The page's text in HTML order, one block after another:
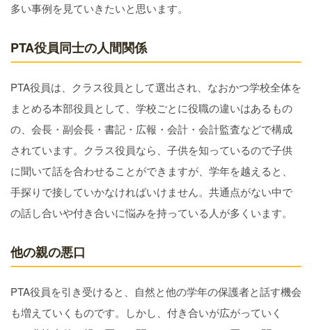
多い事例を見ていきたいと思います。
PTA役員同士の人間関係
PTA役員は、クラス役員として選出され、なおかつ学校全体を
まとめる本部役員として、学校ごとに役職の違いはあるもの
の、会長・副会長・書記・広報・会計・会計監査などで構成
されています。クラス役員なら、子供を知っているので子供
に聞いて話を合わせることができますが、学年を越えると、
手探りで接していかなければいけません。共通点がない中で
の話し合いや付き合いに悩みを持っている人が多くいます。
他の親の悪口
PTA役員を引き受けると、自然と他の学年の保護者と話す機会
も増えていくものです。しかし、付き合いが広がっていく